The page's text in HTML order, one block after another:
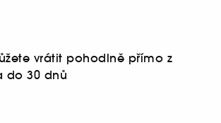
vrátit pohodlně přímo z
do 30 dnů